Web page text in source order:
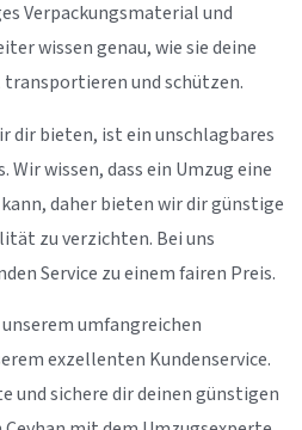
Verpackungsmaterial und
wissen genau, wie sie deine
und schützen.
dir bieten, ist ein unschlagbares
wissen, dass ein Umzug eine
daher bieten wir dir günstige
zu verzichten. Bei uns
Service zu einem fairen Preis.
umfangreichen
exzellenten Kundenservice.
und sichere dir deinen günstigen